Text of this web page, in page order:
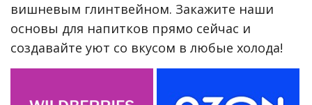
вишневым глинтвейном. Закажите наши
основы для напитков прямо сейчас и
создавайте уют со вкусом в любые холода!